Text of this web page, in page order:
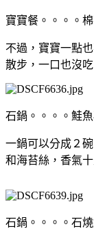
寶寶餐。。。。
不過，寶寶一點
散步，一口也沒吃
石鍋。。。。鮭
一鍋可以分成２
和海苔絲，香氣
石鍋。。。。石